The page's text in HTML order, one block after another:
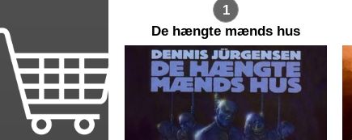
1
De hængte mænds hus